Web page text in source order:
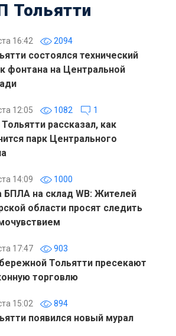
Тольятти
16:42 2094
состоялся технический
фонтана на Центральной
12:05 1082 1
Тольятти рассказал, как
парк Центрального
14:09 1000
БПЛА на склад WB: Жителей
области просят следить
17:47 903
Тольятти пресекают
торговлю
15:02 894
появился новый мурал